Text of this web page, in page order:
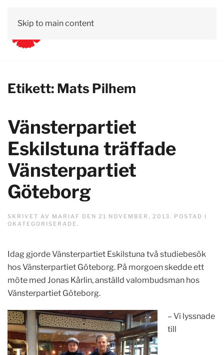
Skip to main content
Etikett: Mats Pilhem
Vänsterpartiet
Eskilstuna träffade
Vänsterpartiet
Göteborg
SKRIVET AV MARIAF DEN 21 NOVEMBER, 2013. POSTAD I
OKATEGORISERADE.
Idag gjorde Vänsterpartiet Eskilstuna två studiebesök
hos Vänsterpartiet Göteborg. På morgoen skedde ett
möte med Jonas Kårlin, anställd valombudsman hos
Vänsterpartiet Göteborg.
– Vi lyssnade
till